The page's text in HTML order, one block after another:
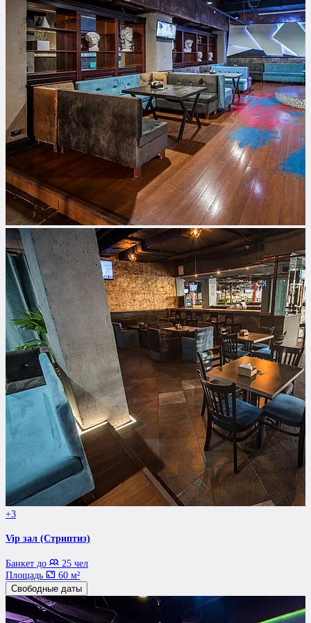
+3
Vip зал (Стриптиз)
Банкет до
25 чел
Площадь
60 м²
Свободные даты